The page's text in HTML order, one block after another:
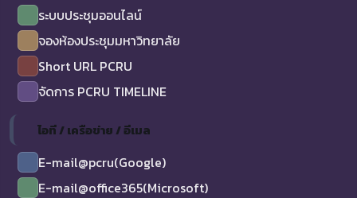
ระบบประชุมออนไลน์
จองห้องประชุมมหาวิทยาลัย
Short URL PCRU
จัดการ PCRU TIMELINE
ไอที / เครือข่าย / อีเมล
E-mail@pcru(Google)
E-mail@office365(Microsoft)